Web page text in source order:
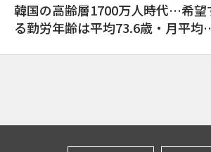
韓国の高齢層1700万人時代…希望
る勤労年齢は平均73.6歳・月平均